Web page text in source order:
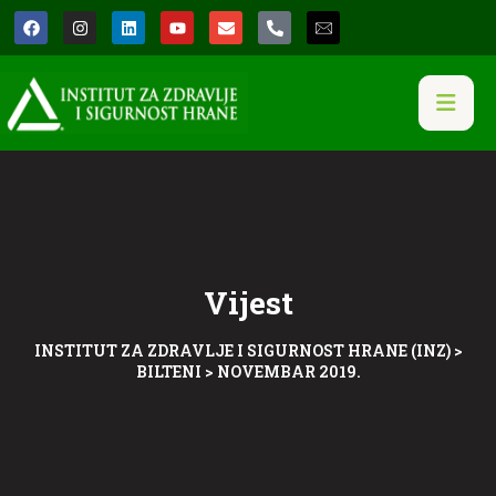
Vijest
INSTITUT ZA ZDRAVLJE I SIGURNOST HRANE (INZ)>
BILTENI > NOVEMBAR 2019.